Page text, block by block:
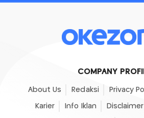
COMPANY
About Us Redaksi Privacy
Karier Info Iklan Disclaimer